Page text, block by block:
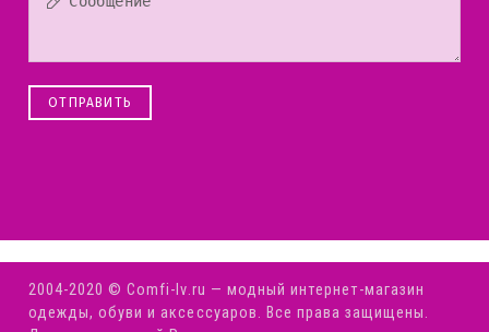
ОТПРАВИТЬ
2004-2020 © Comfi-Iv.ru — модный интернет-магазин
одежды, обуви и аксессуаров. Все права защищены.